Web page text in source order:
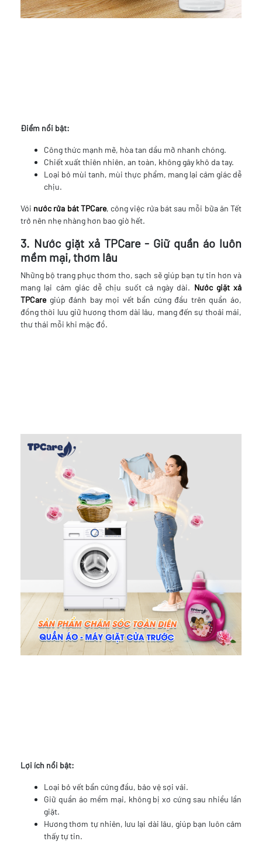
Điểm nổi bật:
Công thức mạnh mẽ, hòa tan dầu mỡ nhanh chóng.
Chiết xuất thiên nhiên, an toàn, không gây khô da tay.
Loại bỏ mùi tanh, mùi thực phẩm, mang lại cảm giác dễ
chịu.
Với nước rửa bát TPCare, công việc rửa bát sau mỗi bữa ăn Tết
trở nên nhẹ nhàng hơn bao giờ hết.
3. Nước giặt xả TPCare - Giữ quần áo luôn
mềm mại, thơm lâu
Những bộ trang phục thơm tho, sạch sẽ giúp bạn tự tin hơn và
mang lại cảm giác dễ chịu suốt cả ngày dài. Nước giặt xả
TPCaregiúp đánh bay mọi vết bẩn cứng đầu trên quần áo,
đồng thời lưu giữ hương thơm dài lâu, mang đến sự thoải mái,
thư thái mỗi khi mặc đồ.
Lợi ích nổi bật:
Loại bỏ vết bẩn cứng đầu, bảo vệ sợi vải.
Giữ quần áo mềm mại, không bị xơ cứng sau nhiều lần
giặt.
Hương thơm tự nhiên, lưu lại dài lâu, giúp bạn luôn cảm
thấy tự tin.